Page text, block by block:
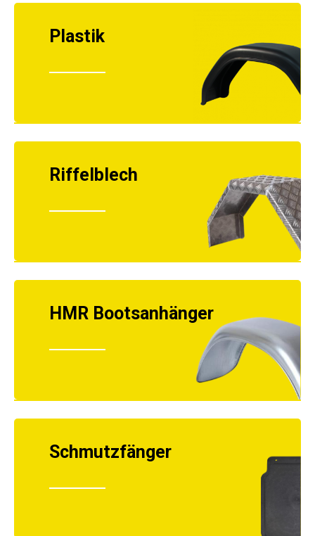
Plastik
Riffelblech
HMR Bootsanhänger
Schmutzfänger